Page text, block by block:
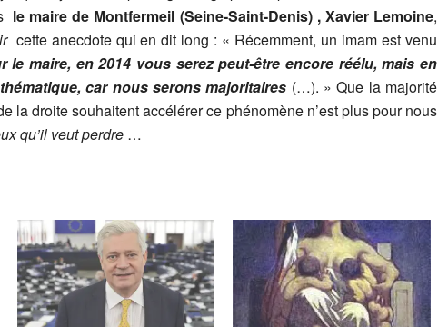
le maire de Montfermeil (Seine-Saint-Denis) , Xavier Lemoine,
cette anecdote qui en dit long : « Récemment, un imam est venu
le maire, en 2014 vous serez peut-être encore réélu, mais en
car nous serons majoritaires (…). » Que la majorité
la droite souhaitent accélérer ce phénomène n’est plus pour nous
qu’il veut perdre …